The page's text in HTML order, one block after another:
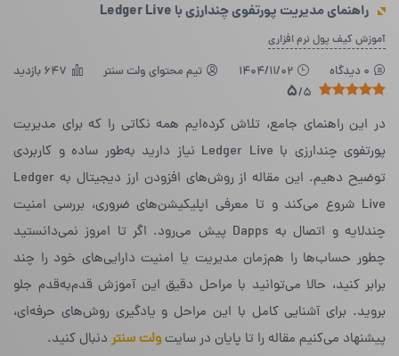
راهنمای مدیریت پورتفوی چندارزی با Ledger Live
آموزش کیف پول نرم افزاری
0 دیدگاه 1404/11/02 تیم محتوای ولت سنتر 647 بازدید
5/5
در این راهنمای جامع، تلاش کرده‌ایم همه نکاتی را که برای مدیریت
پورتفوی چندارزی با Ledger Live نیاز دارید به‌طور ساده و کاربردی
توضیح دهیم. این مقاله از روش‌های افزودن ارز دیجیتال به Ledger
Live شروع می‌کند و تا معرفی اپلیکیشن‌های ضروری، بررسی امنیت
چندلایه و اتصال به Dapps پیش می‌رود. اگر تا امروز نمی‌دانستید
چطور حساب‌ها را هم‌زمان مدیریت یا امنیت دارایی‌های خود را چند
برابر کنید، حالا می‌توانید با مراحل دقیق این آموزش قدم‌به‌قدم جلو
بروید. برای آشنایی کامل با این مراحل و یادگیری روش‌های حرفه‌ای،
پیشنهاد می‌کنیم مقاله را تا پایان در سایتولت سنتر دنبال کنید.